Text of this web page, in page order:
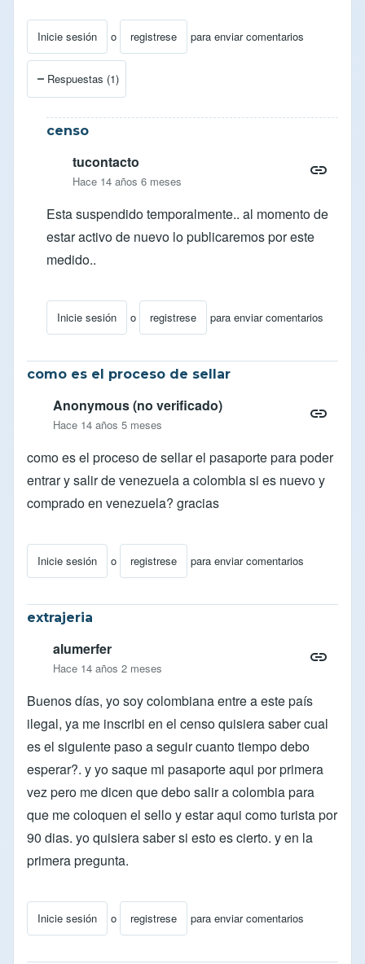
Inicie sesión o registrese para enviar comentarios
Respuestas (1)
censo
tucontacto
Hace 14 años 6 meses
Esta suspendido temporalmente.. al momento de
estar activo de nuevo lo publicaremos por este
medido..
Inicie sesión o registrese para enviar comentarios
En respuesta a ¿Cuándo se reanudará el censo?
como es el proceso de sellar
Anonymous (no verificado)
Hace 14 años 5 meses
como es el proceso de sellar el pasaporte para poder
entrar y salir de venezuela a colombia si es nuevo y
comprado en venezuela? gracias
Inicie sesión o registrese para enviar comentarios
extrajeria
alumerfer
Hace 14 años 2 meses
Buenos días, yo soy colombiana entre a este país
ilegal, ya me inscribi en el censo quisiera saber cual
es el siguiente paso a seguir cuanto tiempo debo
esperar?. y yo saque mi pasaporte aqui por primera
vez pero me dicen que debo salir a colombia para
que me coloquen el sello y estar aqui como turista por
90 dias. yo quisiera saber si esto es cierto. y en la
primera pregunta.
Inicie sesión o registrese para enviar comentarios